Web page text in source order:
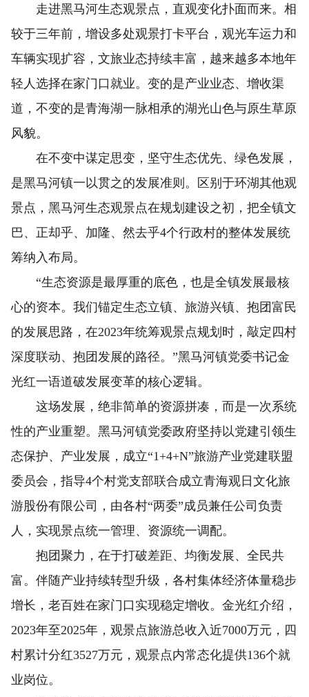
走进黑马河生态观景点，直观变化扑面而来。相
较于三年前，增设多处观景打卡平台，观光车运力和
车辆实现扩容，文旅业态持续丰富，越来越多本地年
轻人选择在家门口就业。变的是产业业态、增收渠
道，不变的是青海湖一脉相承的湖光山色与原生草原
风貌。
在不变中谋定思变，坚守生态优先、绿色发展，
是黑马河镇一以贯之的发展准则。区别于环湖其他观
景点，黑马河生态观景点在规划建设之初，把全镇文
巴、正却乎、加隆、然去乎4个行政村的整体发展统
筹纳入布局。
“生态资源是最厚重的底色，也是全镇发展最核
心的资本。我们锚定生态立镇、旅游兴镇、抱团富民
的发展思路，在2023年统筹观景点规划时，敲定四村
深度联动、抱团发展的路径。”黑马河镇党委书记金
光红一语道破发展变革的核心逻辑。
这场发展，绝非简单的资源拼凑，而是一次系统
性的产业重塑。黑马河镇党委政府坚持以党建引领生
态保护、产业发展，成立“1+4+N”旅游产业党建联盟
委员会，指导4个村党支部联合成立青海观日文化旅
游股份有限公司，由各村“两委”成员兼任公司负责
人，实现景点统一管理、资源统一调配。
抱团聚力，在于打破差距、均衡发展、全民共
富。伴随产业持续转型升级，各村集体经济体量稳步
增长，老百姓在家门口实现稳定增收。金光红介绍，
2023年至2025年，观景点旅游总收入近7000万元，四
村累计分红3527万元，观景点内常态化提供136个就
业岗位。